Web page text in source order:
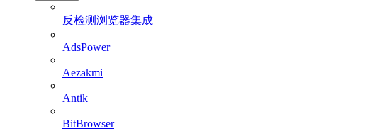
反检测浏览器集成
AdsPower
Aezakmi
Antik
BitBrowser